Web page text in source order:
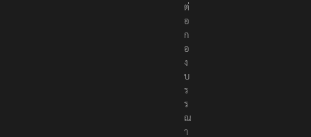
ต่
อ
ก
อ
ง
บ
ร
ร
ณ
า